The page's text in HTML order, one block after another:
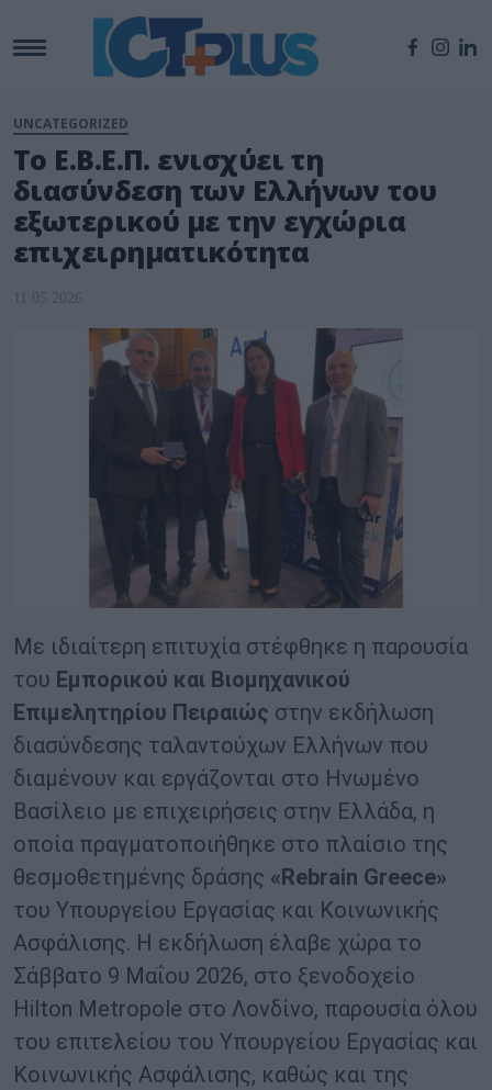
UNCATEGORIZED
Το Ε.Β.Ε.Π. ενισχύει τη
διασύνδεση των Ελλήνων του
εξωτερικού με την εγχώρια
επιχειρηματικότητα
11.05.2026
Με ιδιαίτερη επιτυχία στέφθηκε η παρουσία
του Εμπορικού και Βιομηχανικού
Επιμελητηρίου Πειραιώς στην εκδήλωση
διασύνδεσης ταλαντούχων Ελλήνων που
διαμένουν και εργάζονται στο Ηνωμένο
Βασίλειο με επιχειρήσεις στην Ελλάδα, η
οποία πραγματοποιήθηκε στο πλαίσιο της
θεσμοθετημένης δράσης «Rebrain Greece»
του Υπουργείου Εργασίας και Κοινωνικής
Ασφάλισης. Η εκδήλωση έλαβε χώρα το
Σάββατο 9 Μαΐου 2026, στο ξενοδοχείο
Hilton Metropole στο Λονδίνο, παρουσία όλου
του επιτελείου του Υπουργείου Εργασίας και
Κοινωνικής Ασφάλισης, καθώς και της